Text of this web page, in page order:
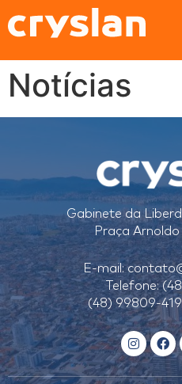
Notícias
Gabinete da
Praça
E-mail:
Telefone:
(48) 99809-